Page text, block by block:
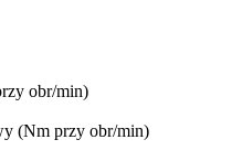
obr/min)
(Nm przy obr/min)